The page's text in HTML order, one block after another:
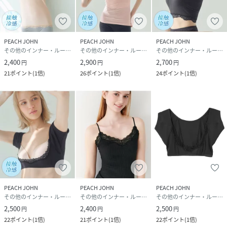
【デザイン】
・肩部分は着こなしを邪魔しないノースリーブ型
・バストを囲むネックラインに、細幅のストレッチレースを
トリミング。ゴムを使わず、肌あたりがやさしい
・ほどよくフィットするシルエット、アンダーバストより少
し下の丈
※お洗濯は、必ず「取り扱い表示」にしたがってください。
性別タイプ レディース
素材
身生地：レーヨン、ポリエステル、ポリウレタ
ン レース部：ナイロン、ポリウレタン
サイズ S、M、L、LL
品番
NZ6009_1031271
1031271-01-02 NZ6009
PEACH JOHN
その他のインナー・ルームウェア
2,400円
21ポイント(1倍)
PEACH JOHN
その他のインナー・ルームウェア
2,900円
26ポイント(1倍)
PEACH JOHN
その他のインナー・ルームウェア
2,700円
24ポイント(1倍)
PEACH JOHN
その他のインナー・ルームウェア
2,500円
22ポイント(1倍)
PEACH JOHN
その他のインナー・ルームウェア
2,400円
21ポイント(1倍)
PEACH JOHN
その他のインナー・ルームウェア
2,500円
22ポイント(1倍)